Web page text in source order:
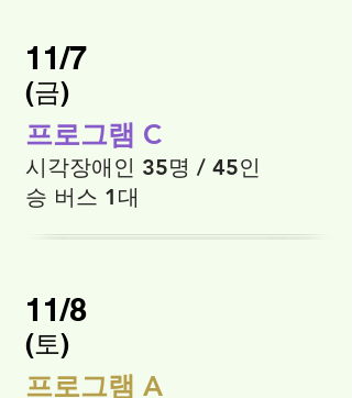
11/7
​(금)
프로그램 C
시각장애인 35명 / 45인
승 버스 1대
11/8
​(토)
프로그램 A